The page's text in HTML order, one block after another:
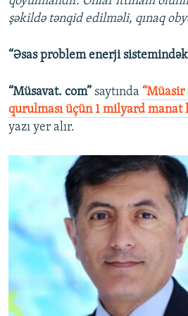
şəkildə tənqid edilməli, qınaq
“Əsas problem enerji
“Müsavat. com” saytında
qurulması üçün 1 milyard manat
yazı yer alır.